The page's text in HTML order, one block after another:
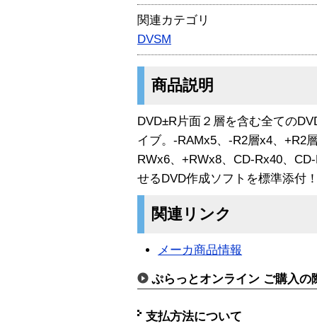
関連カテゴリ
DVSM
商品説明
DVD±R片面２層を含む全ての
イブ。-RAMx5、-R2層x4、+R2
RWx6、+RWx8、CD-Rx40、
せるDVD作成ソフトを標準添付
関連リンク
メーカ商品情報
ぷらっとオンライン ご購入の
支払方法について